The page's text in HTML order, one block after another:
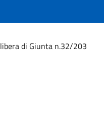
di Giunta n.32/203